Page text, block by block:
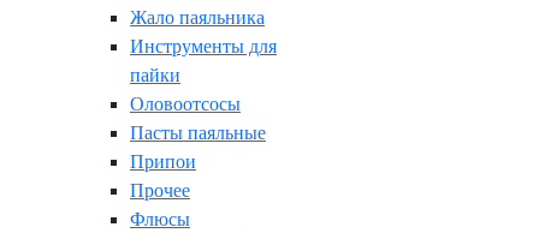
Жало паяльника
Инструменты для
пайки
Оловоотсосы
Пасты паяльные
Припои
Прочее
Флюсы